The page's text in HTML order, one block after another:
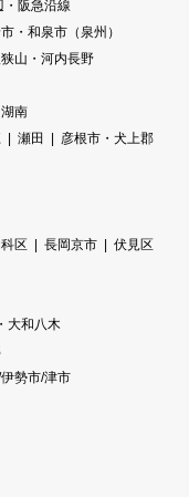
・阪急沿線
・和泉市（泉州）
山・河内長野
南
瀬田
彦根市・犬上郡
区 長岡京市
伏見区
大和八木
勢市/津市